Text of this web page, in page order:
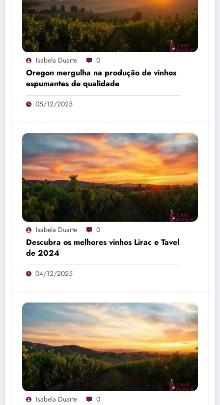
Isabela Duarte 0
Oregon mergulha na produção de vinhos
espumantes de qualidade
05/12/2025
Isabela Duarte 0
Descubra os melhores vinhos Lirac e Tavel
de 2024
04/12/2025
Isabela Duarte 0